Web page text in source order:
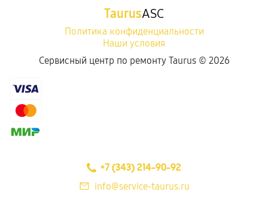
TaurusASC
Политика конфиденциальности
Наши условия
Сервисный центр по ремонту Taurus © 2026
+7 (343) 214-90-92
info@service-taurus.ru